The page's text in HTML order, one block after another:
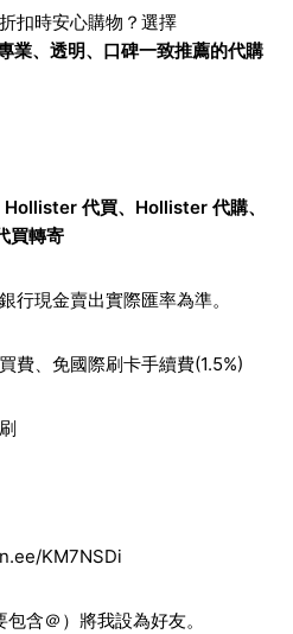
扣時安心購物？選擇
業、透明、口碑一致推薦的代購
代買、Hollister 代購、
買轉寄
行現金賣出實際匯率為準。
費、免國際刷卡手續費(1.5%)
KM7NSDi
含＠）將我設為好友。